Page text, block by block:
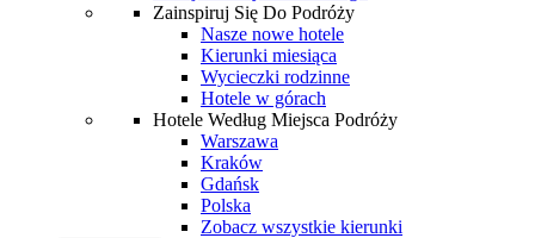
Zainspiruj Się Do Podróży
Nasze nowe hotele
Kierunki miesiąca
Wycieczki rodzinne
Hotele w górach
Hotele Według Miejsca Podróży
Warszawa
Kraków
Gdańsk
Polska
Zobacz wszystkie kierunki